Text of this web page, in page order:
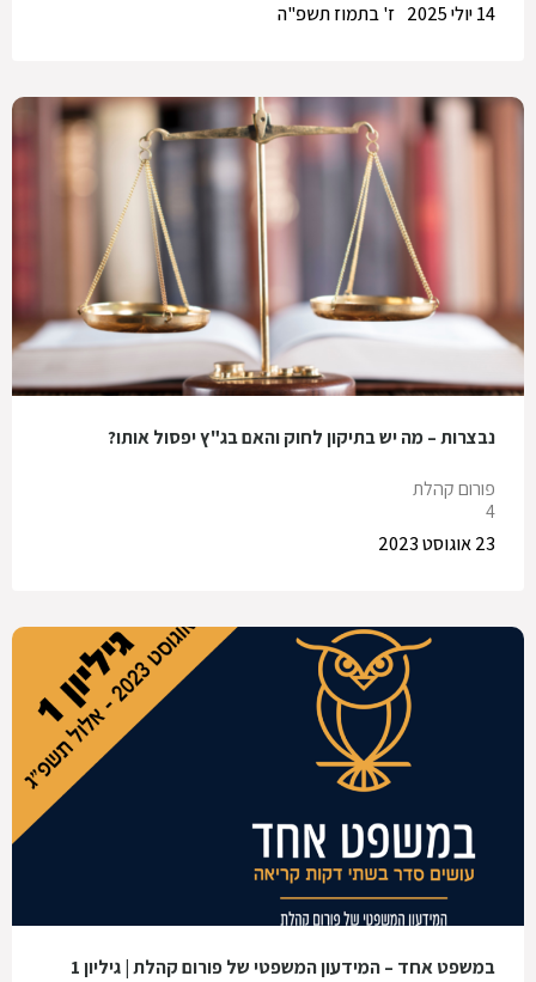
ז' בתמוז תשפ"ה
14 יולי 2025
נבצרות – מה יש בתיקון לחוק והאם בג"ץ יפסול אותו?
פורום קהלת
4
23 אוגוסט 2023
במשפט אחד – המידעון המשפטי של פורום קהלת | גיליון 1